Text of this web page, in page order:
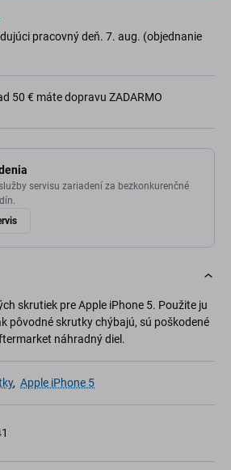
pracovný deň. 7. aug. (objednanie
50 € máte dopravu ZADARMO
servisu zariadení za bezkonkurenčné
skrutiek pre Apple iPhone 5. Použite ju
pôvodné skrutky chýbajú, sú poškodené
náhradný diel.
, Apple iPhone 5